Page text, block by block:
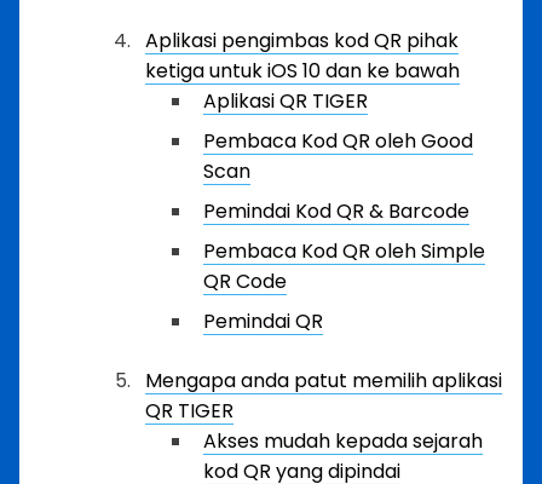
Aplikasi pengimbas kod QR pihak
ketiga untuk iOS 10 dan ke bawah
Aplikasi QR TIGER
Pembaca Kod QR oleh Good
Scan
Pemindai Kod QR & Barcode
Pembaca Kod QR oleh Simple
QR Code
Pemindai QR
Mengapa anda patut memilih aplikasi
QR TIGER
Akses mudah kepada sejarah
kod QR yang dipindai